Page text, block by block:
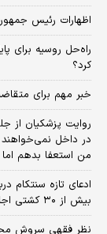
اظهارات رئیس
راه‌حل روسیه برای
کرد؟
خبر مهم برای متقاضیان
روایت پزشکیان از
در داخل
من استعفا بدهم اما
ادعای تازه سنتکام
بیش از ۳۰ کشتی اجازه عبور گرفتند
نظر فقهی سروش